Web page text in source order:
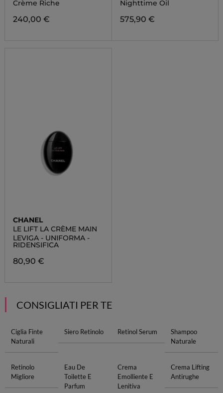
Crème Riche
240,00 €
Nighttime Oil
575,90 €
CHANEL
LE LIFT LA CRÈME MAIN
LEVIGA - UNIFORMA -
RIDENSIFICA
80,90 €
CONSIGLIATI PER TE
Ciglia Finte
Naturali
Siero Retinolo Retinol Serum
Shampoo
Naturale
Retinolo
Migliore
Eau De
Toilette E
Parfum
Crema
Emolliente E
Lenitiva
Crema Lifting
Antirughe